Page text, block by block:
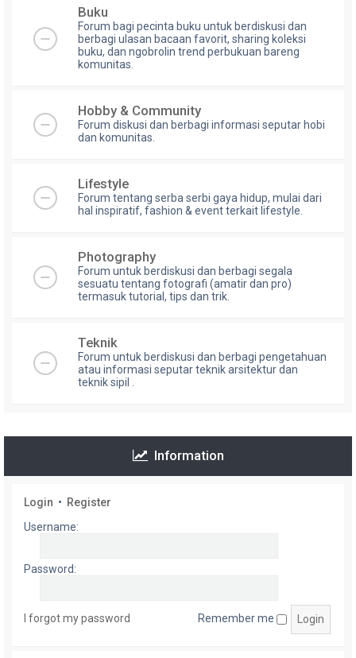
Buku
Forum bagi pecinta buku untuk berdiskusi dan
berbagi ulasan bacaan favorit, sharing koleksi
buku, dan ngobrolin trend perbukuan bareng
komunitas.
Hobby & Community
Forum diskusi dan berbagi informasi seputar hobi
dan komunitas.
Lifestyle
Forum tentang serba serbi gaya hidup, mulai dari
hal inspiratif, fashion & event terkait lifestyle.
Photography
Forum untuk berdiskusi dan berbagi segala
sesuatu tentang fotografi (amatir dan pro)
termasuk tutorial, tips dan trik.
Teknik
Forum untuk berdiskusi dan berbagi pengetahuan
atau informasi seputar teknik arsitektur dan
teknik sipil .
Information
Login • Register
Username:
Password:
I forgot my password Remember me